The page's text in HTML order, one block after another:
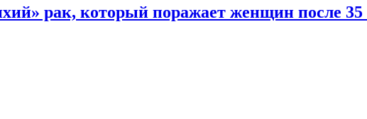
рак, который поражает женщин после 35